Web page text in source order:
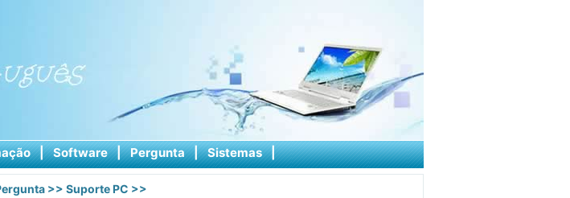
| Software | Pergunta | Sistemas |
>> Suporte PC >>